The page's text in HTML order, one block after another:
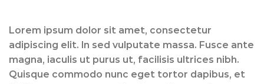
Lorem ipsum dolor sit amet, consectetur
adipiscing elit. In sed vulputate massa. Fusce ante
magna, iaculis ut purus ut, facilisis ultrices nibh.
Quisque commodo nunc eget tortor dapibus, et